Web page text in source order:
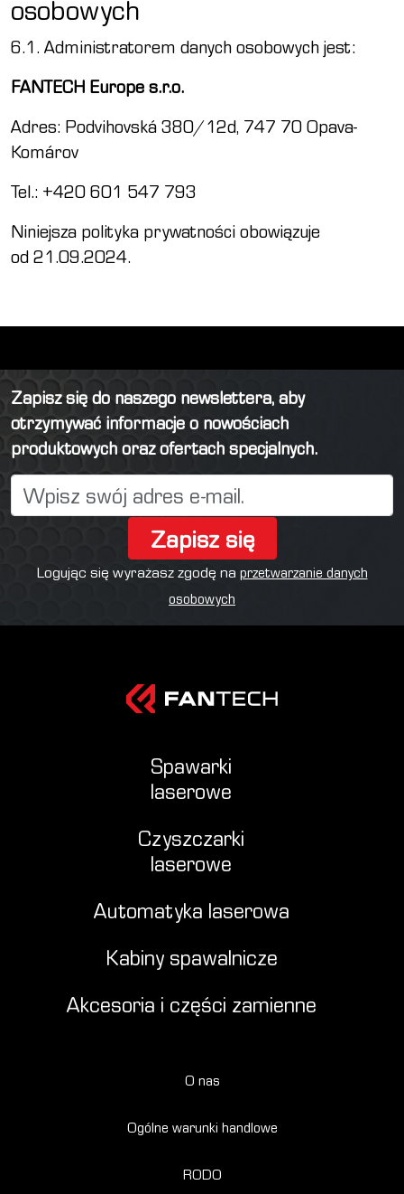
osobowych
6.1. Administratorem danych osobowych jest:
FANTECH Europe s.r.o.
Adres: Podvihovská 380/12d, 747 70 Opava-
Komárov
Tel.: +420 601 547 793
Niniejsza polityka prywatności obowiązuje
od 21.09.2024.
Zapisz się do naszego newslettera, aby
otrzymywać informacje o nowościach
produktowych oraz ofertach specjalnych.
Zapisz się
Logując się wyrażasz zgodę na przetwarzanie danych
osobowych
Spawarki
laserowe
Czyszczarki
laserowe
Automatyka laserowa
Kabiny spawalnicze
Akcesoria i części zamienne
O nas
Ogólne warunki handlowe
RODO